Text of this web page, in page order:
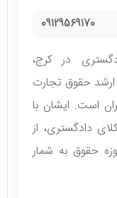
09129569170
در کرج،
حقوق تجارت
است. ایشان با
دادگستری، از
حقوق به شمار